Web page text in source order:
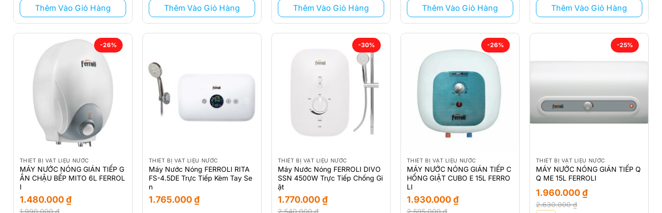
Thêm Vào Giỏ Hàng Thêm Vào Giỏ Hàng Thêm Vào Giỏ Hàng Thêm Vào Giỏ Hàng Thêm Vào Giỏ Hàng
-26%
THIẾT BỊ VẬT LIỆU NƯỚC
MÁY NƯỚC NÓNG GIÁN TIẾP G
ẮN CHẬU BẾP MITO 6L FERROL
I
1.480.000₫
THIẾT BỊ VẬT LIỆU NƯỚC
Máy Nước Nóng FERROLI RITA
FS-4.5DE Trực Tiếp Kèm Tay Se
n
1.765.000₫
-30%
THIẾT BỊ VẬT LIỆU NƯỚC
Máy Nước Nóng FERROLI DIVO
SSN 4500W Trực Tiếp Chống Gi
ật
1.770.000₫
-26%
THIẾT BỊ VẬT LIỆU NƯỚC
MÁY NƯỚC NÓNG GIÁN TIẾP C
HỐNG GIẬT CUBO E 15L FERRO
LI
1.930.000₫
-25%
THIẾT BỊ VẬT LIỆU NƯỚC
MÁY NƯỚC NÓNG GIÁN TIẾP Q
Q ME 15L FERROLI
2.630.000₫
1.960.000₫